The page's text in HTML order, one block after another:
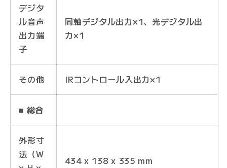
デジタ
ル音声
出力端
子
同軸デジタル出力×1、光デジタル出
力×1
その他 IRコントロール入出力×1
■ 総合
外形寸
法（W
434 x 138 x 335 mm